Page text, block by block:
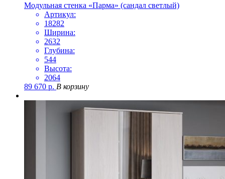
Модульная стенка «Парма» (сандал светлый)
Артикул:
18282
Ширина:
2632
Глубина:
544
Высота:
2064
89 670 р. В корзину